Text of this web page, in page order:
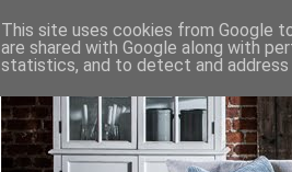
This site uses cookies from Google
are shared with Google along with
statistics, and to detect and address